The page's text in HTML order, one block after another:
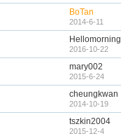
BoTan
2014-6-11
Hellomorning
2016-10-22
mary002
2015-6-24
cheungkwan
2014-10-19
tszkin2004
2015-12-4